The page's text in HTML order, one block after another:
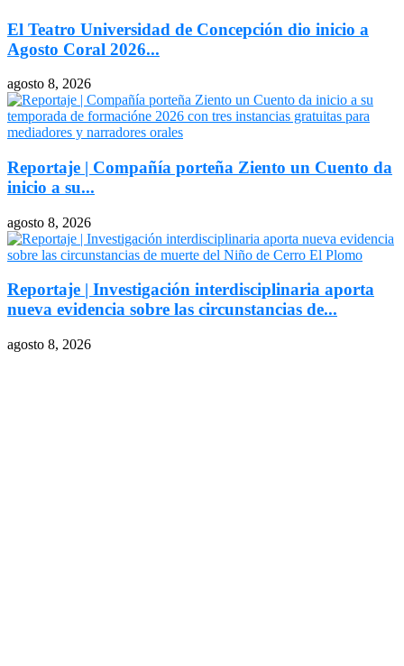
El Teatro Universidad de Concepción dio inicio a
Agosto Coral 2026...
agosto 8, 2026
Reportaje | Compañía porteña Ziento un Cuento da
inicio a su...
agosto 8, 2026
Reportaje | Investigación interdisciplinaria aporta
nueva evidencia sobre las circunstancias de...
agosto 8, 2026